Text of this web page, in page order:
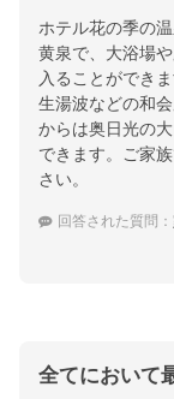
ホテル花の季の
黄泉で、大浴場
入ることができ
生湯波などの和
からは奥日光の
できます。ご家
さい。
回答された質問：
全てにおいて